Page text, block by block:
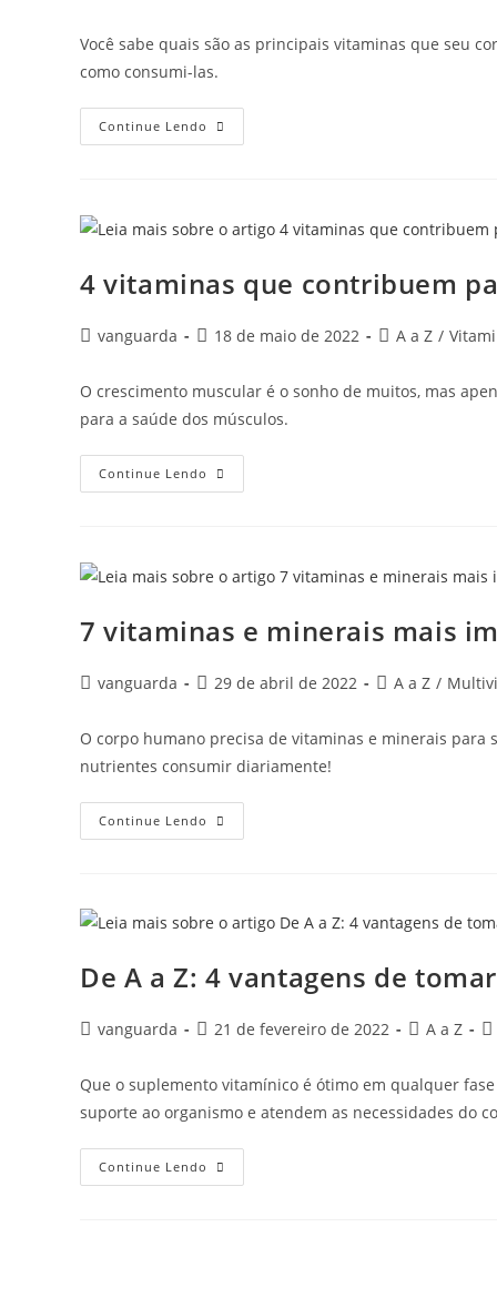
Você sabe quais são as principais vitaminas que seu
como consumi-las.
Continue Lendo
4 vitaminas que contribuem
vanguarda 18 de maio de 2022 A a Z /
O crescimento muscular é o sonho de muitos, mas
para a saúde dos músculos.
Continue Lendo
7 vitaminas e minerais mais
vanguarda 29 de abril de 2022 A a Z /
O corpo humano precisa de vitaminas e minerais
nutrientes consumir diariamente!
Continue Lendo
De A a Z: 4 vantagens de
vanguarda 21 de fevereiro de 2022 A a Z
Que o suplemento vitamínico é ótimo em qualquer
suporte ao organismo e atendem as necessidades do
Continue Lendo